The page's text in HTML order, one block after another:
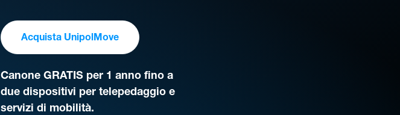
Acquista UnipolMove
Canone GRATIS per 1 anno fino a
due dispositivi per telepedaggio e
servizi di mobilità.